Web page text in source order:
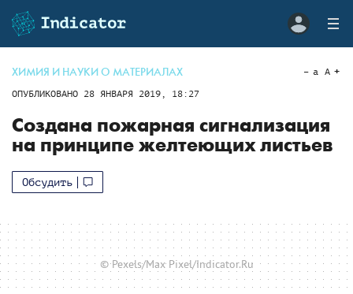
ХИМИЯ И НАУКИ О МАТЕРИАЛАХ
ОПУБЛИКОВАНО 28 ЯНВАРЯ 2019, 18:27
a A
Создана пожарная сигнализация
на принципе желтеющих листьев
Обсудить
© Pexels/Max Pixel/Indicator.Ru